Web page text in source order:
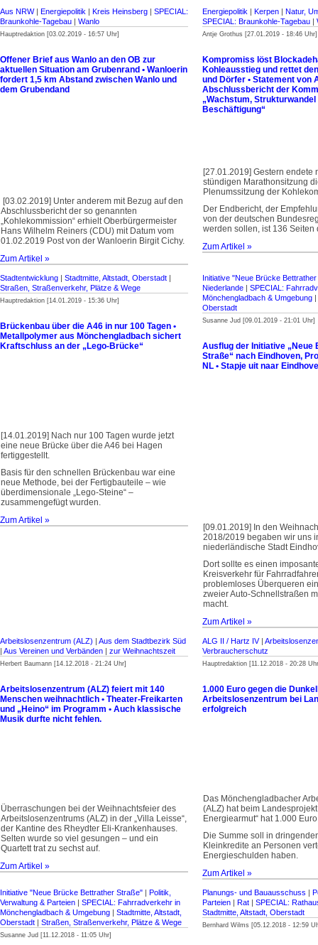
Aus NRW| Energiepolitik | Kreis Heinsberg | SPECIAL:
Braunkohle-Tagebau | Wanlo
Hauptredaktion [03.02.2019 - 16:57 Uhr]
Offener Brief aus Wanlo an den OB zur
aktuellen Situation am Grubenrand • Wanloerin
fordert 1,5 km Abstand zwischen Wanlo und
dem Grubendand
[03.02.2019] Unter anderem mit Bezug auf den
Abschlussbericht der so genannten
„Kohlekommission“ erhielt Oberbürgermeister
Hans Wilhelm Reiners (CDU) mit Datum vom
01.02.2019 Post von der Wanloerin Birgit Cichy.
Zum Artikel »
Energiepolitik | Kerpen | Natur,
SPECIAL: Braunkohle-Tagebau |
Antje Grothus [27.01.2019 - 18:46 Uhr]
Kompromiss löst
Kohleausstieg und rettet
und Dörfer • Statement von
Abschlussbericht der
„Wachstum, Strukturwandel
Beschäftigung“
[27.01.2019] Gestern endete
stündigen Marathonsitzung
Plenumssitzung der
Der Endbericht, der
von der deutschen
werden sollen, ist 136 Seiten
Zum Artikel »
Stadtentwicklung | Stadtmitte, Altstadt, Oberstadt |
Straßen, Straßenverkehr, Plätze & Wege
Hauptredaktion [14.01.2019 - 15:36 Uhr]
Brückenbau über die A46 in nur 100 Tagen •
Metallpolymer aus Mönchengladbach sichert
Kraftschluss an der „Lego-Brücke“
[14.01.2019] Nach nur 100 Tagen wurde jetzt
eine neue Brücke über die A46 bei Hagen
fertiggestellt.
Basis für den schnellen Brückenbau war eine
neue Methode, bei der Fertigbauteile – wie
überdimensionale „Lego-Steine“ –
zusammengefügt wurden.
Zum Artikel »
Initiative "Neue Brücke
Niederlande | SPECIAL:
Mönchengladbach & Umgebung |
Oberstadt
Susanne Jud [09.01.2019 - 21:01 Uhr]
Ausflug der Initiative „Neue
Straße“ nach Eindhoven,
NL • Stapje uit naar
[09.01.2019] In den
2018/2019 begaben wir uns
niederländische Stadt
Dort sollte es einen
Kreisverkehr für
problemloses Überqueren
zweier Auto-Schnellstraßen
macht.
Zum Artikel »
Arbeitslosenzentrum (ALZ) | Aus dem Stadtbezirk Süd
| Aus Vereinen und Verbänden | zur Weihnachtszeit
Herbert Baumann [14.12.2018 - 21:24 Uhr]
Arbeitslosenzentrum (ALZ) feiert mit 140
Menschen weihnachtlich • Theater-Freikarten
und „Heino“ im Programm • Auch klassische
Musik durfte nicht fehlen.
Überraschungen bei der Weih­nachtsfeier des
Arbeitslosenzentrums (ALZ) in der „Villa Leisse“,
der Kantine des Rheydter Eli-Krankenhauses.
Selten wurde so viel gesungen – und ein
Quartett trat zu sechst auf.
Zum Artikel »
ALG II / Hartz IV|
Verbraucherschutz
Hauptredaktion [11.12.2018 - 20:28
1.000 Euro gegen die
Arbeitslosenzentrum bei
erfolgreich
Das Mönchengladbacher
(ALZ) hat beim
Energiearmut“ hat 1.000
Die Summe soll in
Kleinkredite an Personen
Energieschulden haben.
Zum Artikel »
Initiative "Neue Brücke Bettrather Straße" | Politik,
Verwaltung & Parteien | SPECIAL: Fahrradverkehr in
Mönchengladbach & Umgebung | Stadtmitte, Altstadt,
Oberstadt | Straßen, Straßenverkehr, Plätze & Wege
Susanne Jud [11.12.2018 - 11:05 Uhr]
Planungs- und Bauausschuss |
Parteien | Rat | SPECIAL:
Stadtmitte, Altstadt, Oberstadt
Bernhard Wilms [05.12.2018 - 12:59